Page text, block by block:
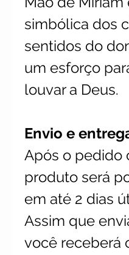
simbólica dos
sentidos do
um esforço
louvar a Deus.
Envio e
Após o pedido
produto será
em até 2 dias
Assim que
você receberá